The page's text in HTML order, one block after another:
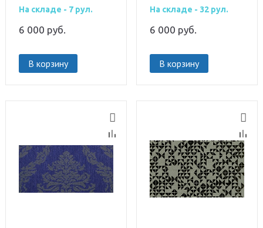
На складе - 7 рул.
6 000 руб.
В корзину
На складе - 32 рул.
6 000 руб.
В корзину